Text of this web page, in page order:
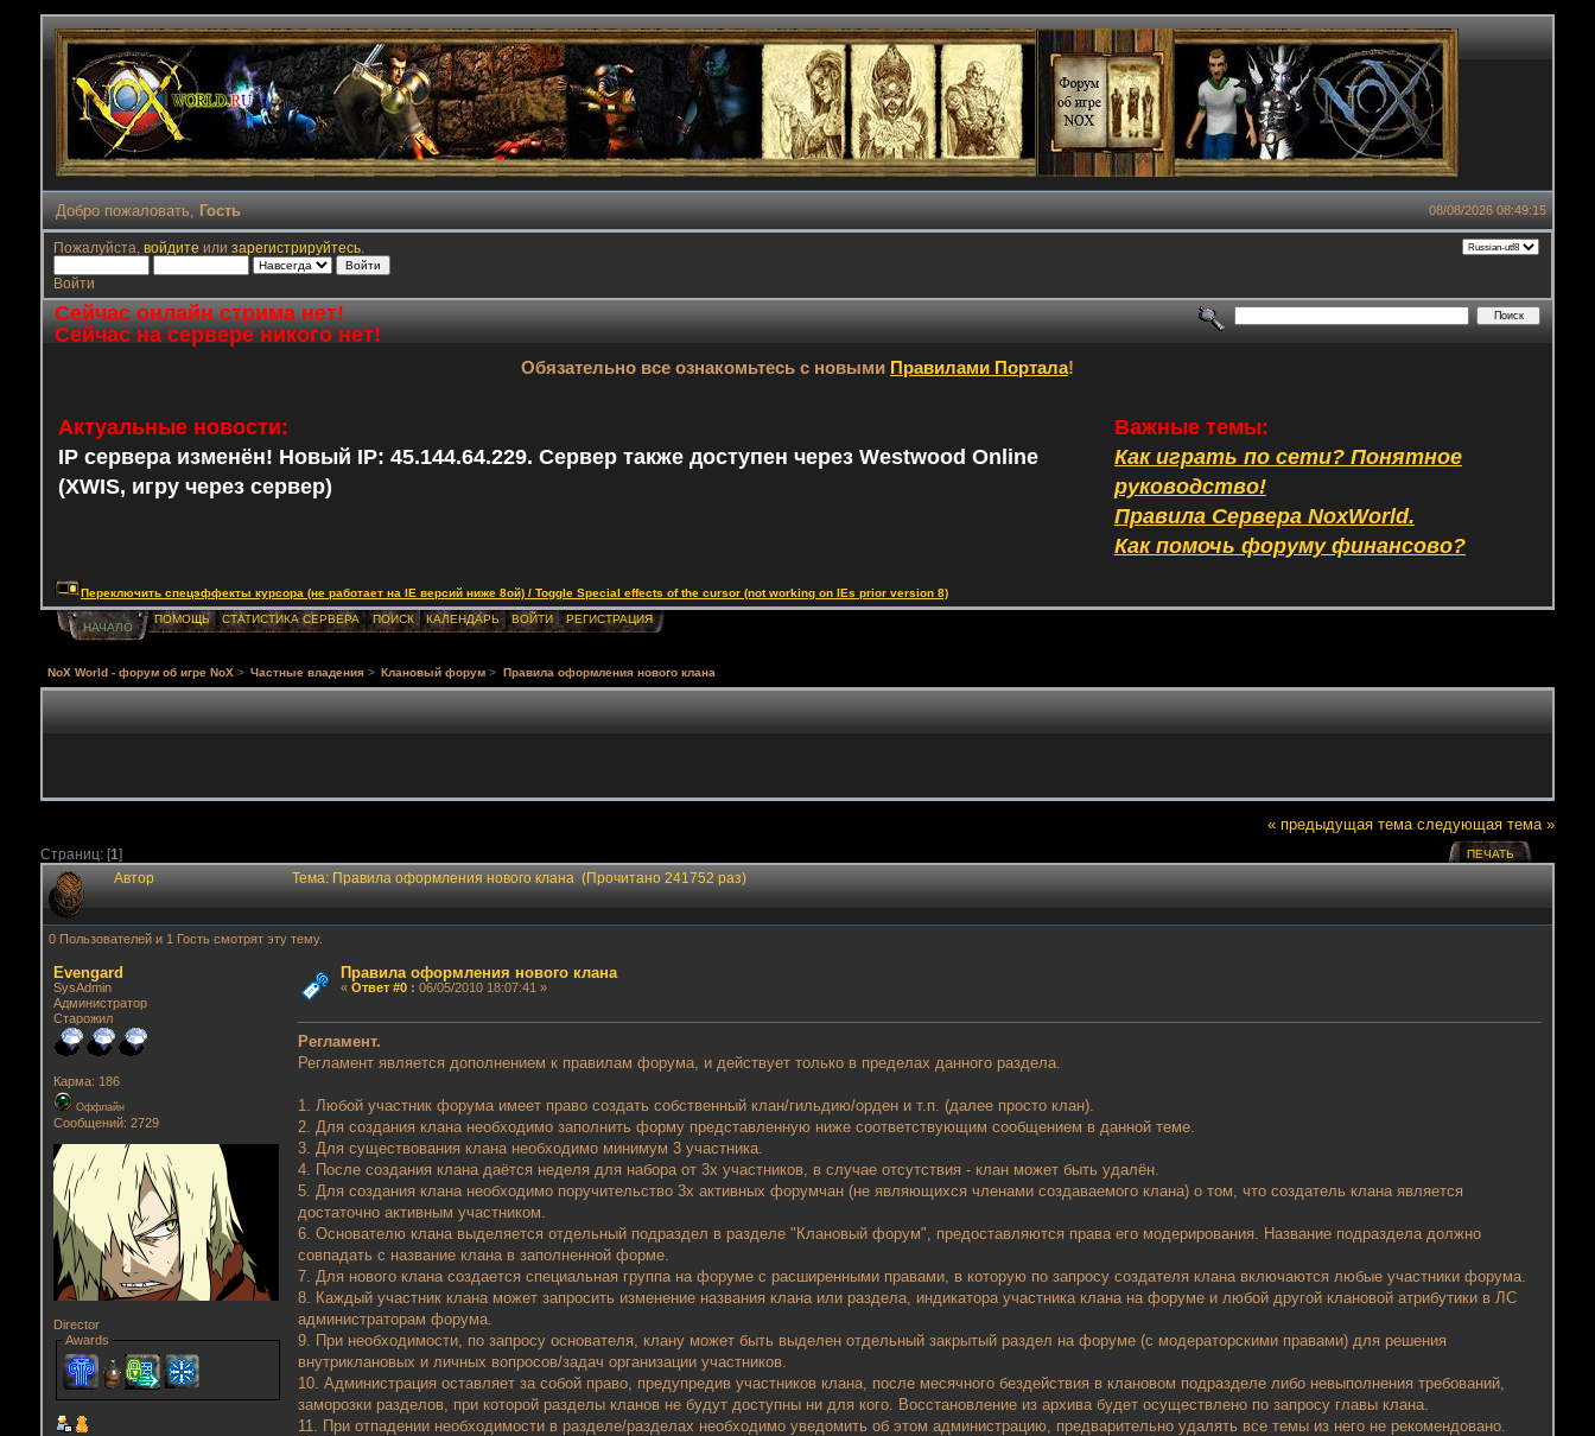
08/08/2026 08:49:15
Добро пожаловать, Гость
Пожалуйста, войдите или зарегистрируйтесь.
Войти
Сейчас онлайн стрима нет!
Сейчас на сервере никого нет!
Обязательно все ознакомьтесь с новыми Правилами Портала!
Актуальные новости:
IP сервера изменён! Новый IP: 45.144.64.229. Сервер также доступен через Westwood Online
(XWIS, игру через сервер)
Важные темы:
Как играть по сети? Понятное
руководство!
Правила Сервера NoxWorld.
Как помочь форуму финансово?
Переключить спецэффекты курсора (не работает на IE версий ниже 8ой) / Toggle Special effects of the cursor (not working on IEs prior version 8)
НАЧАЛО
ПОМОЩЬ СТАТИСТИКА СЕРВЕРА ПОИСК КАЛЕНДАРЬ ВОЙТИ РЕГИСТРАЦИЯ
NoX World - форум об игре NoX > Частные владения > Клановый форум > Правила оформления нового клана
« предыдущая тема следующая тема »
Страниц: [1] ПЕЧАТЬ
Автор Тема: Правила оформления нового клана (Прочитано 241752 раз)
0 Пользователей и 1 Гость смотрят эту тему.
Evengard
SysAdmin
Администратор
Старожил
Карма: 186
Оффлайн
Сообщений: 2729
Director
Awards
Правила оформления нового клана
« Ответ #0: 06/05/2010 18:07:41 »
Регламент.
Регламент является дополнением к правилам форума, и действует только в пределах данного раздела.
1. Любой участник форума имеет право создать собственный клан/гильдию/орден и т.п. (далее просто клан).
2. Для создания клана необходимо заполнить форму представленную ниже соответствующим сообщением в данной теме.
3. Для существования клана необходимо минимум 3 участника.
4. После создания клана даётся неделя для набора от 3х участников, в случае отсутствия - клан может быть удалён.
5. Для создания клана необходимо поручительство 3х активных форумчан (не являющихся членами создаваемого клана) о том, что создатель клана является
достаточно активным участником.
6. Основателю клана выделяется отдельный подраздел в разделе "Клановый форум", предоставляются права его модерирования. Название подраздела должно
совпадать с название клана в заполненной форме.
7. Для нового клана создается специальная группа на форуме с расширенными правами, в которую по запросу создателя клана включаются любые участники форума.
8. Каждый участник клана может запросить изменение названия клана или раздела, индикатора участника клана на форуме и любой другой клановой атрибутики в ЛС
администраторам форума.
9. При необходимости, по запросу основателя, клану может быть выделен отдельный закрытый раздел на форуме (с модераторскими правами) для решения
внутриклановых и личных вопросов/задач организации участников.
10. Администрация оставляет за собой право, предупредив участников клана, после месячного бездействия в клановом подразделе либо невыполнения требований,
заморозки разделов, при которой разделы кланов не будут доступны ни для кого. Восстановление из архива будет осуществлено по запросу главы клана.
11. При отпадении необходимости в разделе/разделах необходимо уведомить об этом администрацию, предварительно удалять все темы из него не рекомендовано.